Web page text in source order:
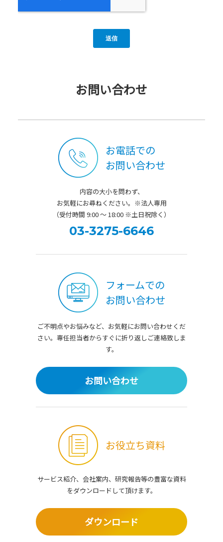
お問い合わせ
お電話での
お問い合わせ
内容の大小を問わず、
お気軽にお尋ねください。※法人専用
（受付時間 9:00 ～ 18:00 ※土日祝除く）
03-3275-6646
フォームでの
お問い合わせ
ご不明点やお悩みなど、お気軽にお問い合わせくだ
さい。 専任担当者からすぐに折り返しご連絡致しま
す。
お問い合わせ
お役立ち資料
サービス紹介、会社案内、研究報告等の豊富な資料
をダウンロードして頂けます。
ダウンロード